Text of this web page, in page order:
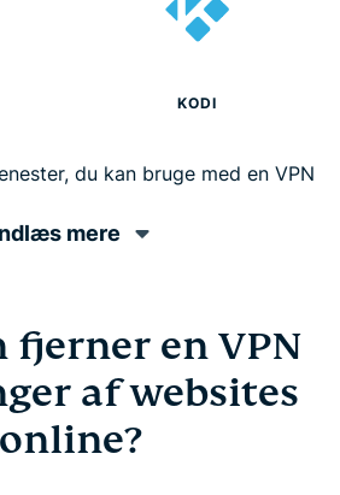
KODI
du kan bruge med en VPN
mere
fjerner en VPN
af websites
online?